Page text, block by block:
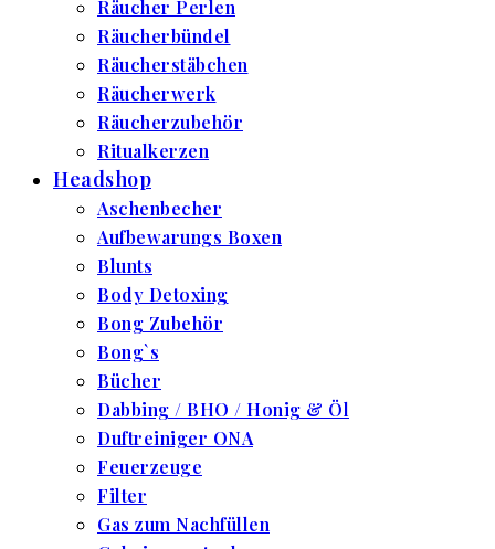
Räucher Perlen
Räucherbündel
Räucherstäbchen
Räucherwerk
Räucherzubehör
Ritualkerzen
Headshop
Aschenbecher
Aufbewarungs Boxen
Blunts
Body Detoxing
Bong Zubehör
Bong`s
Bücher
Dabbing / BHO / Honig & Öl
Duftreiniger ONA
Feuerzeuge
Filter
Gas zum Nachfüllen